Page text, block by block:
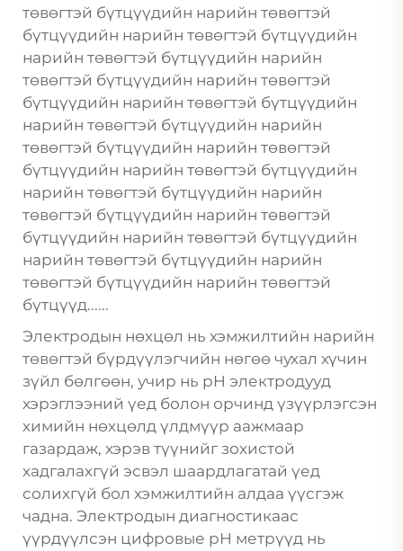
төвөгтэй бүтцүүдийн нарийн төвөгтэй
бүтцүүдийн нарийн төвөгтэй бүтцүүдийн
нарийн төвөгтэй бүтцүүдийн нарийн
төвөгтэй бүтцүүдийн нарийн төвөгтэй
бүтцүүдийн нарийн төвөгтэй бүтцүүдийн
нарийн төвөгтэй бүтцүүдийн нарийн
төвөгтэй бүтцүүдийн нарийн төвөгтэй
бүтцүүдийн нарийн төвөгтэй бүтцүүдийн
нарийн төвөгтэй бүтцүүдийн нарийн
төвөгтэй бүтцүүдийн нарийн төвөгтэй
бүтцүүдийн нарийн төвөгтэй бүтцүүдийн
нарийн төвөгтэй бүтцүүдийн нарийн
төвөгтэй бүтцүүдийн нарийн төвөгтэй
бүтцүүд......
Электродын нөхцөл нь хэмжилтийн нарийн
төвөгтэй бүрдүүлэгчийн нөгөө чухал хүчин
зүйл бөлгөөн, учир нь pH электродууд
хэрэглээний үед болон орчинд үзүүрлэгсэн
химийн нөхцөлд үлдмүүр аажмаар
газардаж, хэрэв түүнийг зохистой
хадгалахгүй эсвэл шаардлагатай үед
солихгүй бол хэмжилтийн алдаа үүсгэж
чадна. Электродын диагностикаас
үүрдүүлсэн цифровые pH метрүүд нь